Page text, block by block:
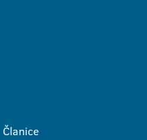
Članice